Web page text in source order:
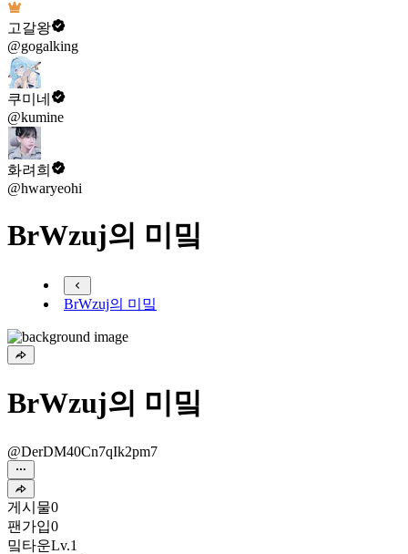
고갈왕
@gogalking
쿠미네
@kumine
화려희
@hwaryeohi
BrWzuj의 미밐
BrWzuj의 미밐
BrWzuj의 미밐
@DerDM40Cn7qIk2pm7
게시물0
팬가입0
밐타운Lv.1